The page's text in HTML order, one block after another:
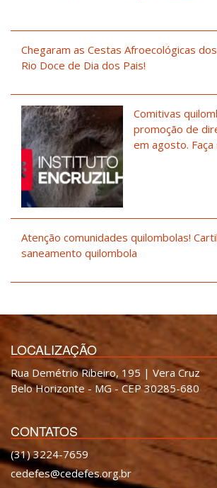
Chegaram as Cestas Afroecológicas
Rio Doce de Dia dos Pais!
Comitivas
promoção de
em agosto. Faça
Atenção comunidades quilombolas!
saneamento quilombola
LOCALIZAÇÃO
Rua Demétrio Ribeiro, 195 | Vera Cruz
Belo Horizonte - MG - CEP 30285-680
CONTATOS
(31) 3224-7659
cedefes@cedefes.org.br